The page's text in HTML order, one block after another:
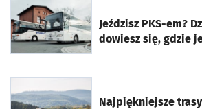
Jeździsz PKS-em?
dowiesz się, gdzie
otworzy się w nowej karcie
Najpiękniejsze
otworzy się w nowej karcie